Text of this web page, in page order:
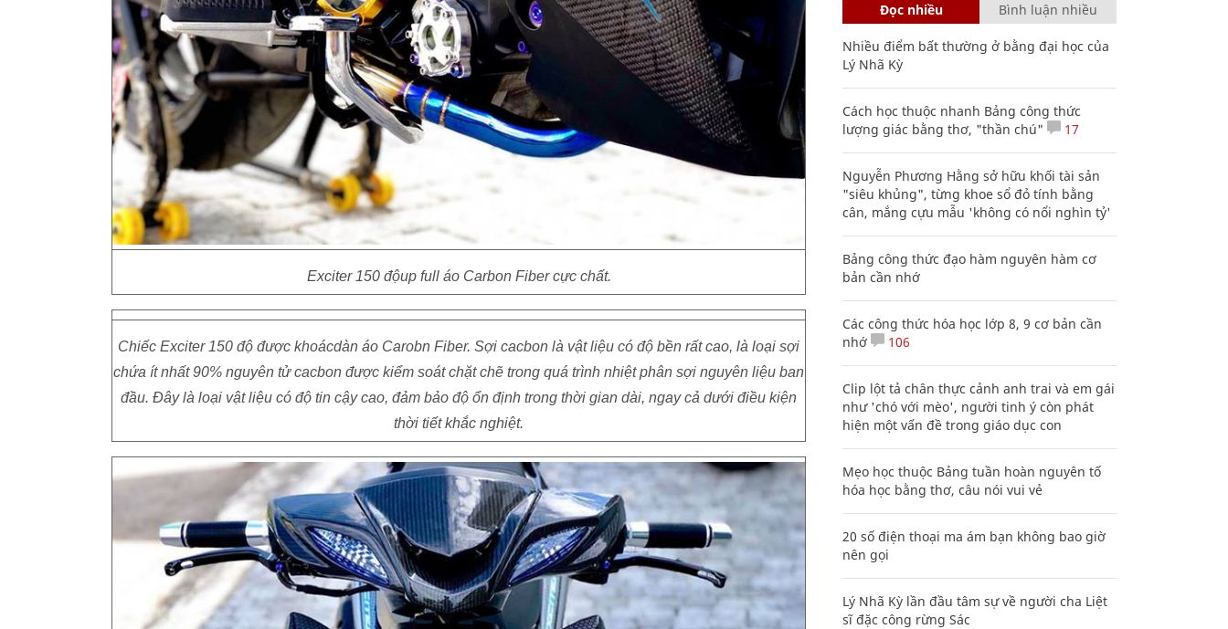
Exciter 150 độup full áo Carbon Fiber cực chất.
Chiếc Exciter 150 độ được khoácdàn áo Carobn Fiber. Sợi cacbon là vật liệu có độ bền rất cao, là loại sợi
chứa ít nhất 90% nguyên tử cacbon được kiểm soát chặt chẽ trong quá trình nhiệt phân sợi nguyên liệu ban
đầu. Đây là loại vật liệu có độ tin cậy cao, đảm bảo độ ổn định trong thời gian dài, ngay cả dưới điều kiện
thời tiết khắc nghiệt.
Đọc nhiều Bình luận nhiều
Nhiều điểm bất thường ở bằng đại học của
Lý Nhã Kỳ
Cách học thuộc nhanh Bảng công thức
lượng giác bằng thơ, "thần chú"
17
Nguyễn Phương Hằng sở hữu khối tài sản
"siêu khủng", từng khoe sổ đỏ tính bằng
cân, mắng cựu mẫu 'không có nổi nghìn tỷ'
Bảng công thức đạo hàm nguyên hàm cơ
bản cần nhớ
Các công thức hóa học lớp 8, 9 cơ bản cần
nhớ
106
Clip lột tả chân thực cảnh anh trai và em gái
như 'chó với mèo', người tinh ý còn phát
hiện một vấn đề trong giáo dục con
Mẹo học thuộc Bảng tuần hoàn nguyên tố
hóa học bằng thơ, câu nói vui vẻ
20 số điện thoại ma ám bạn không bao giờ
nên gọi
Lý Nhã Kỳ lần đầu tâm sự về người cha Liệt
sĩ đặc công rừng Sác